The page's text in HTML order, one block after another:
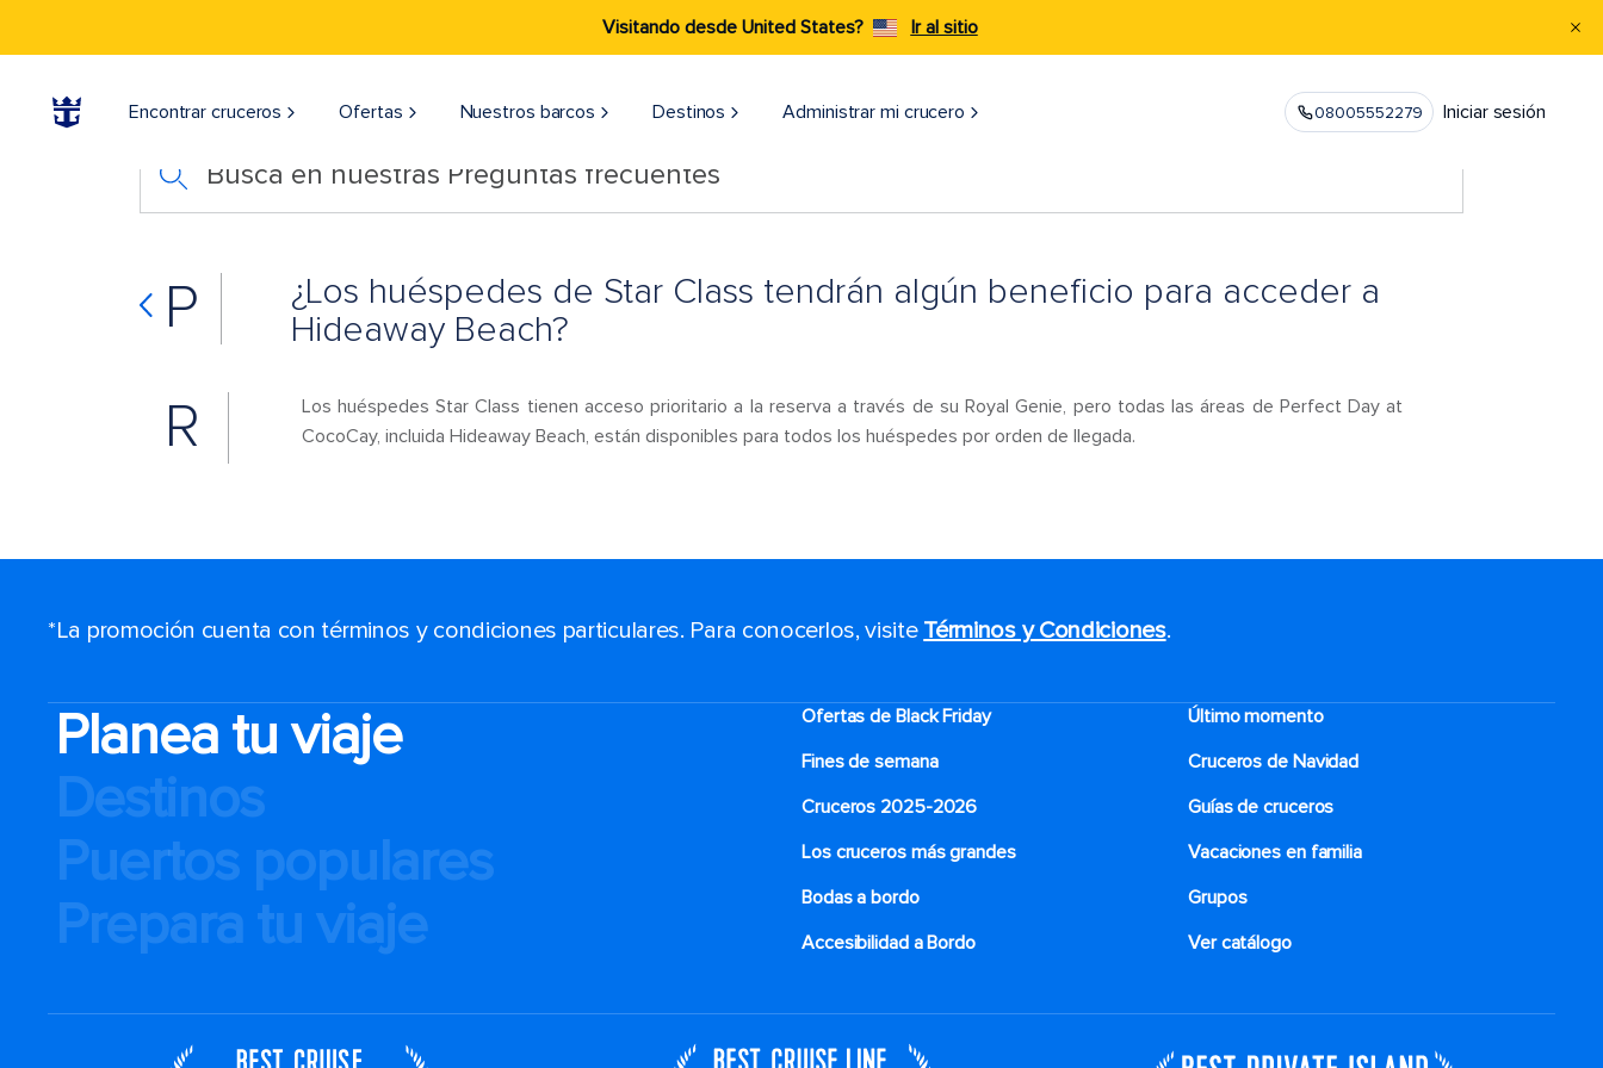
Visitando desde United States? Ir al sitio
Encontrar cruceros Ofertas Nuestros barcos Destinos Administrar mi crucero 08005552279 Iniciar sesión
Busca en nuestras Preguntas frecuentes
P
¿Los huéspedes de Star Class tendrán algún beneficio para acceder a
Hideaway Beach?
R
Los huéspedes Star Class tienen acceso prioritario a la reserva a través de su Royal Genie, pero todas las áreas de Perfect Day at
CocoCay, incluida Hideaway Beach, están disponibles para todos los huéspedes por orden de llegada.
*La promoción cuenta con términos y condiciones particulares. Para conocerlos, visite Términos y Condiciones.
Planea tu viaje
Destinos
Puertos populares
Prepara tu viaje
Ofertas de Black Friday
Último momento
Fines de semana
Cruceros de Navidad
Cruceros 2025-2026
Guías de cruceros
Los cruceros más grandes
Vacaciones en familia
Bodas a bordo
Grupos
Accesibilidad a Bordo
Ver catálogo